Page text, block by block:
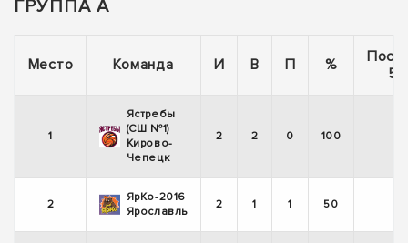
ГРУППА А
Место Команда И В П %
5
1
Ястребы
(СШ №1)
Кирово-
Чепецк
2 2 0 100
2
ЯрКо-2016
Ярославль
2 1 1 50